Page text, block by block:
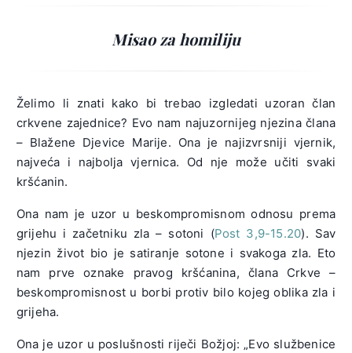
Misao za homiliju
Želimo li znati kako bi trebao izgledati uzoran član
crkvene zajednice? Evo nam najuzornijeg njezina člana
– Blažene Djevice Marije. Ona je najizvrsniji vjernik,
najveća i najbolja vjernica. Od nje može učiti svaki
kršćanin.
Ona nam je uzor u beskompromisnom odnosu prema
grijehu i začetniku zla – sotoni (Post 3,9-15.20). Sav
njezin život bio je satiranje sotone i svakoga zla. Eto
nam prve oznake pravog kršćanina, člana Crkve –
beskompromisnost u borbi protiv bilo kojeg oblika zla i
grijeha.
Ona je uzor u poslušnosti riječi Božjoj: „Evo službenice